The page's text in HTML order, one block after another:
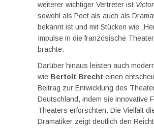
weiterer wichtiger Vertreter ist
sowohl als Poet als auch als
bekannt ist und mit Stücken wie
Impulse in die französische
brachte.
Darüber hinaus leisten auch
wie Bertolt Brecht einen
Beitrag zur Entwicklung des
Deutschland, indem sie innovative
Theaters erforschten. Die Vielfalt
Dramatiker zeigt deutlich den